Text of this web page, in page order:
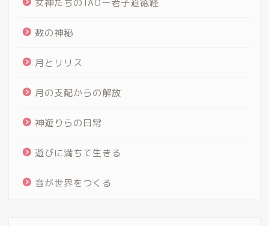
女神たちのTAOー老子道徳経
数の神秘
月とリリス
月の支配からの解放
神遊りらの日常
遊びに満ちて生きる
音が世界をつくる